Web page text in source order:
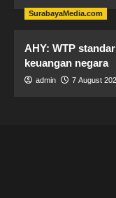
SurabayaMedia.com
AHY: WTP
keuangan negara
admin 7 August